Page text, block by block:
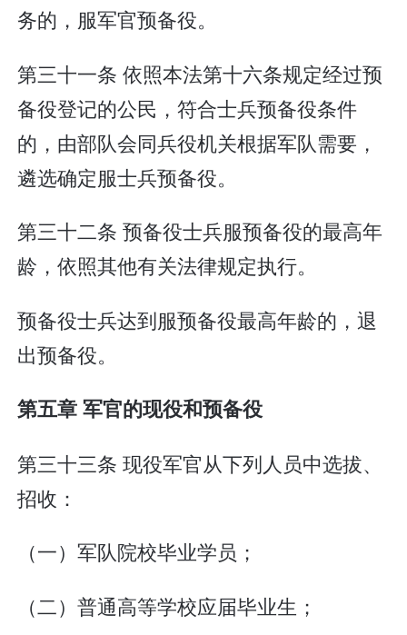
务的，服军官预备役。
第三十一条 依照本法第十六条规定经过预
备役登记的公民，符合士兵预备役条件
的，由部队会同兵役机关根据军队需要，
遴选确定服士兵预备役。
第三十二条 预备役士兵服预备役的最高年
龄，依照其他有关法律规定执行。
预备役士兵达到服预备役最高年龄的，退
出预备役。
第五章 军官的现役和预备役
第三十三条 现役军官从下列人员中选拔、
招收：
（一）军队院校毕业学员；
（二）普通高等学校应届毕业生；